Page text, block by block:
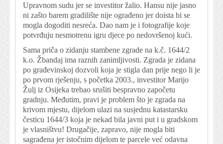
Upravnom sudu jer se investitor žalio. Hansu nije jasno
ni zašto barem gradilište nije ograđeno jer doista bi se
mogla dogoditi nesreća. Dao nam je i fotografije koje
potvrđuju nesmotrenu igru djece po nedovršenoj kući.
Sama priča o zidanju stambene zgrade na k.č. 1644/2
k.o. Žbandaj ima raznih zanimljivosti. Zgrada je zidana
po građevinskoj dozvoli koja je stigla dan prije nego li je
po prvom rješenju, s početka 2003., investitor Marijo
Žulj iz Osijeka trebao srušiti bespravno započetu
gradnju. Međutim, pravi je problem što je zgrada na
krivom mjestu, dijelom ulazi na susjednu katastarsku
česticu 1644/3 koja je nekad bila javni put i u gradskom
je vlasništvu! Drugačije, zapravo, nije mogla biti
sagrađena jer istočnim dijelom te parcele već odavna